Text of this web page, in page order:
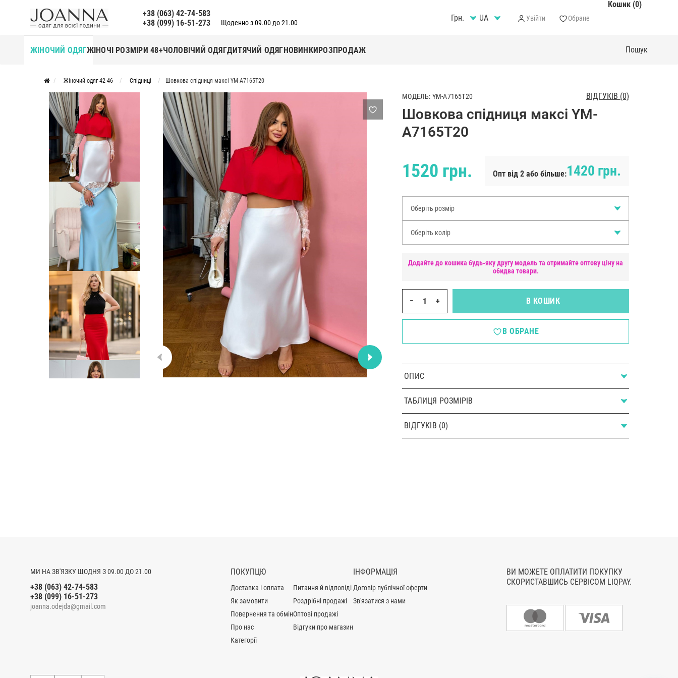
+38 (063) 42-74-583
+38 (099) 16-51-273
Щоденно з 09.00 до 21.00 Грн. Увійти Обране
Кошик (0)
ЖІНОЧИЙ ОДЯГЖІНОЧІ РОЗМІРИ 48+ЧОЛОВІЧИЙ ОДЯГДИТЯЧИЙ ОДЯГНОВИНКИРОЗПРОДАЖ
Жіночий одяг 42-46 Спідниці Шовкова спідниця максі YM-A7165T20
МОДЕЛЬ: YM-A7165T20 ВІДГУКІВ (0)
Шовкова спідниця максі YM-
A7165T20
1520 грн. Опт від 2 або більше:1420 грн.
Оберіть розмір
Оберіть колір
Додайте до кошика будь-яку другу модель та отримайте оптову ціну на
обидва товари.
− + В КОШИК
В ОБРАНЕ
ОПИС
ТАБЛИЦЯ РОЗМІРІВ
ВІДГУКІВ (0)
МИ НА ЗВ'ЯЗКУ ЩОДНЯ З 09.00 ДО 21.00
+38 (063) 42-74-583
+38 (099) 16-51-273
joanna.odejda@gmail.com
ПОКУПЦЮ
Доставка і оплата
Як замовити
Повернення та обмін
Про нас
Категорії
Питання й відповіді
Роздрібні продажі
Оптові продажі
Відгуки про магазин
ІНФОРМАЦІЯ
Договір публічної оферти
Зв'язатися з нами
ВИ МОЖЕТЕ ОПЛАТИТИ ПОКУПКУ
СКОРИСТАВШИСЬ СЕРВІСОМ LIQPAY.